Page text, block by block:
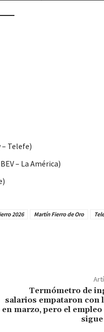
Telefe)
– La América)
2026 Martín Fierro de Oro
Termómetro de
salarios empataron con
en marzo, pero el